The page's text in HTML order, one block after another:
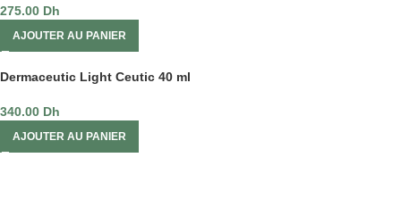
275.00 Dh
AJOUTER AU PANIER
Dermaceutic Light Ceutic 40 ml
340.00 Dh
AJOUTER AU PANIER